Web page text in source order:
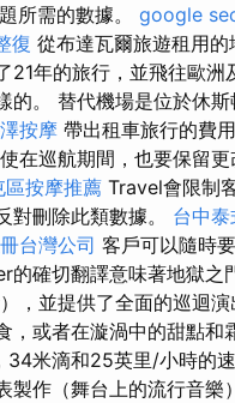
所需的數據。 google
復 從布達瓦爾旅遊租用
21年的旅行，並飛往歐洲
的。 替代機場是位於休
按摩 帶出租車旅行的費
在巡航期間，也要保留
區按摩推薦 Travel會限制
對刪除此類數據。 台中
台灣公司 客戶可以隨時
的確切翻譯意味著地獄之
，並提供了全面的巡迴演
，或者在漩渦中的甜點和
34米滴和25英里/小時的速
製作（舞台上的流行音樂